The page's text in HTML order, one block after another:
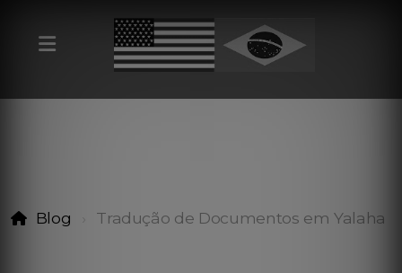
Blog Tradução de Documentos em Yalaha